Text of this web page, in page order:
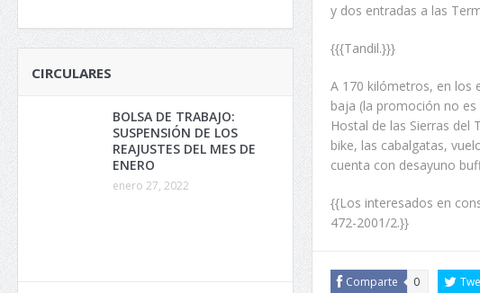
y dos entradas a las
{{{Tandil.}}}
A 170 kilómetros, en los
baja (la promoción no
Hostal de las Sierras del
bike, las cabalgatas,
cuenta con desayuno
{{Los interesados en
472-2001/2.}}
Comparte 0
CIRCULARES
BOLSA DE TRABAJO:
SUSPENSIÓN DE LOS
REAJUSTES DEL MES DE
ENERO
enero 27, 2022